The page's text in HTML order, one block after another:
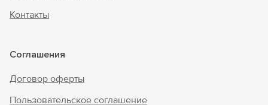
Контакты
Соглашения
Договор оферты
Пользовательское соглашение